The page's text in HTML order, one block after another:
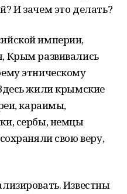
И зачем это делать?
империи,
Крым развивались
этническому
жили крымские
караимы,
сербы, немцы
свою веру,
Известны